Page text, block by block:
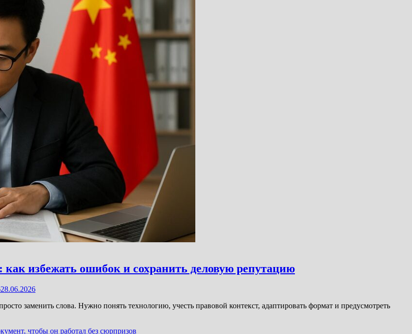
избежать ошибок и сохранить деловую репутацию
28.06.2026
заменить слова. Нужно понять технологию, учесть правовой контекст, адаптировать формат и предусмотреть